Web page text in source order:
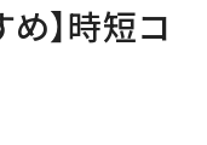
め】時短コ